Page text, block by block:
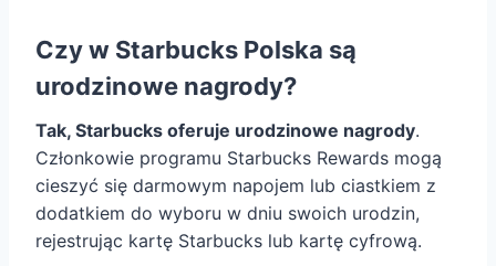
Czy w Starbucks Polska są
urodzinowe nagrody?
Tak, Starbucks oferuje urodzinowe nagrody.
Członkowie programu Starbucks Rewards mogą
cieszyć się darmowym napojem lub ciastkiem z
dodatkiem do wyboru w dniu swoich urodzin,
rejestrując kartę Starbucks lub kartę cyfrową.